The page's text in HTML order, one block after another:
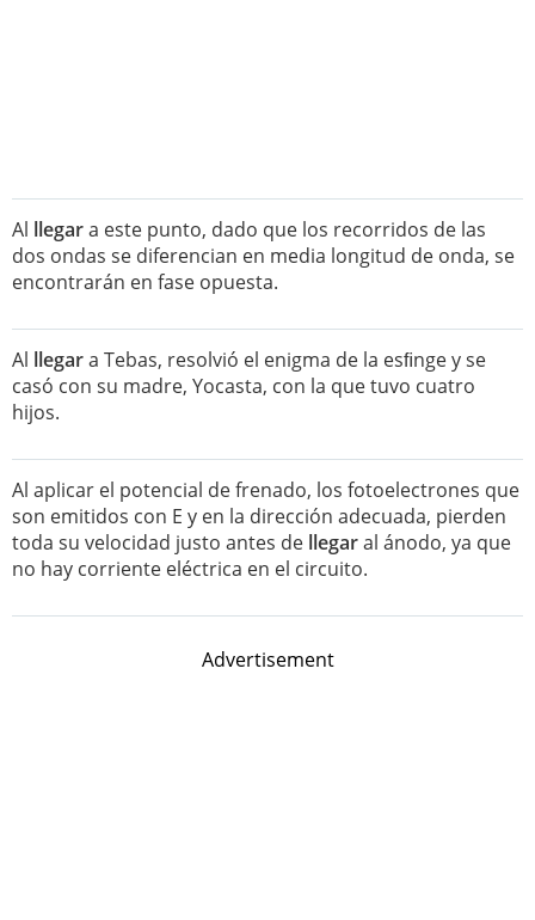
Al llegara este punto, dado que los recorridos de las
dos ondas se diferencian en media longitud de onda, se
encontrarán en fase opuesta.
Al llegara Tebas, resolvió el enigma de la esﬁnge y se
casó con su madre, Yocasta, con la que tuvo cuatro
hijos.
Al aplicar el potencial de frenado, los fotoelectrones que
son emitidos con E y en la dirección adecuada, pierden
toda su velocidad justo antes de llegaral ánodo, ya que
no hay corriente eléctrica en el circuito.
Advertisement